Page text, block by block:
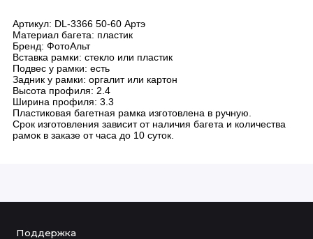
Артикул: DL-3366 50-60 Артэ
Материал багета: пластик
Бренд: ФотоАльт
Вставка рамки: стекло или пластик
Подвес у рамки: есть
Задник у рамки: оргалит или картон
Высота профиля: 2.4
Ширина профиля: 3.3
Пластиковая багетная рамка изготовлена в ручную.
Срок изготовления зависит от наличия багета и количества
рамок в заказе от часа до 10 суток.
Поддержка